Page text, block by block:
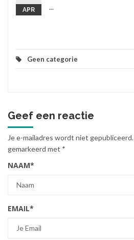
APR ...
Geen categorie
Geef een reactie
Je e-mailadres wordt niet gepubliceerd.
gemarkeerd met *
NAAM*
EMAIL*